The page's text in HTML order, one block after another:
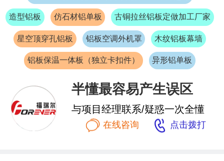
造型铝板 仿石材铝单板 古铜拉丝铝板定做加工厂家
星空顶穿孔铝板 铝板空调外机罩 木纹铝板幕墙
铝板保温一体板（独立卡扣件） 异形铝单板
半懂最容易产生误区
与项目经理联系/疑惑一次全懂
 在线咨询  点击拨打